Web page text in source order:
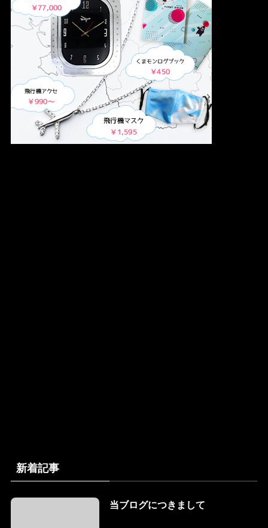
新着記事
当ブログにつきまして